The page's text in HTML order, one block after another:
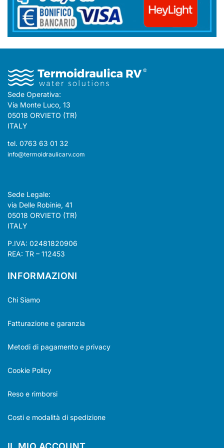
Sede Operativa:
Via Monte Luco, 13
05018 ORVIETO (TR)
ITALY
tel. 0763 63 01 32
info@termoidraulicarv.com
Sede Legale:
via Delle Robinie, 41
05018 ORVIETO (TR)
ITALY
P.IVA: 02481820906
REA: TR – 112453
INFORMAZIONI
Chi Siamo
Fatturazione e garanzia
Metodi di pagamento e privacy
Cookie Policy
Reso e rimborsi
Costi e modalità di spedizione